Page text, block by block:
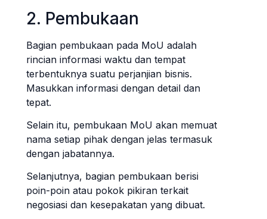
2. Pembukaan
Bagian pembukaan pada MoU adalah
rincian informasi waktu dan tempat
terbentuknya suatu perjanjian bisnis.
Masukkan informasi dengan detail dan
tepat.
Selain itu, pembukaan MoU akan memuat
nama setiap pihak dengan jelas termasuk
dengan jabatannya.
Selanjutnya, bagian pembukaan berisi
poin-poin atau pokok pikiran terkait
negosiasi dan kesepakatan yang dibuat.